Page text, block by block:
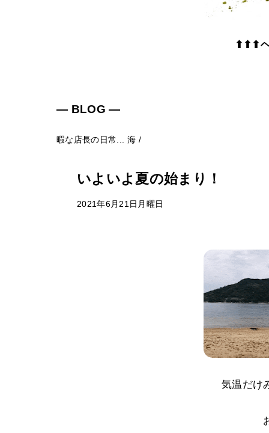
⬆⬆⬆ヘ
― BLOG ―
暇な店長の日常... 海 /
いよいよ夏の始まり！
2021年6月21日月曜日
気温だけ